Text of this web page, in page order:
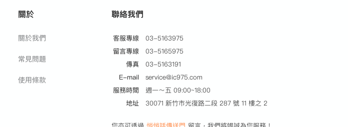
關於
關於我們
常見問題
使用條款
聯絡我們
客服專線
03-5163975
留言專線
03-5165975
傳真
03-5163191
E-mail
service@ic975.com
服務時間
週一～五 09:00~18:00
地址
30071 新竹市光復路二段 287 號 11 樓之 2